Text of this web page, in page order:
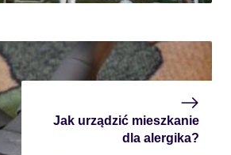
Jak urządzić mieszkanie
dla alergika?